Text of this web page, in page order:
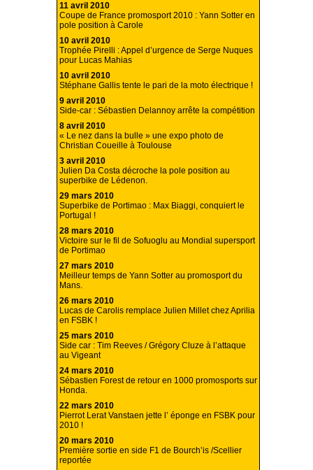
11 avril 2010
Coupe de France promosport 2010 : Yann Sotter en
pole position à Carole
10 avril 2010
Trophée Pirelli : Appel d’urgence de Serge Nuques
pour Lucas Mahias
10 avril 2010
Stéphane Gallis tente le pari de la moto électrique !
9 avril 2010
Side-car : Sébastien Delannoy arrête la compétition
8 avril 2010
« Le nez dans la bulle » une expo photo de
Christian Coueille à Toulouse
3 avril 2010
Julien Da Costa décroche la pole position au
superbike de Lédenon.
29 mars 2010
Superbike de Portimao : Max Biaggi, conquiert le
Portugal !
28 mars 2010
Victoire sur le fil de Sofuoglu au Mondial supersport
de Portimao
27 mars 2010
Meilleur temps de Yann Sotter au promosport du
Mans.
26 mars 2010
Lucas de Carolis remplace Julien Millet chez Aprilia
en FSBK !
25 mars 2010
Side car : Tim Reeves / Grégory Cluze à l’attaque
au Vigeant
24 mars 2010
Sébastien Forest de retour en 1000 promosports sur
Honda.
22 mars 2010
Pierrot Lerat Vanstaen jette l’ éponge en FSBK pour
2010 !
20 mars 2010
Première sortie en side F1 de Bourch’is /Scellier
reportée